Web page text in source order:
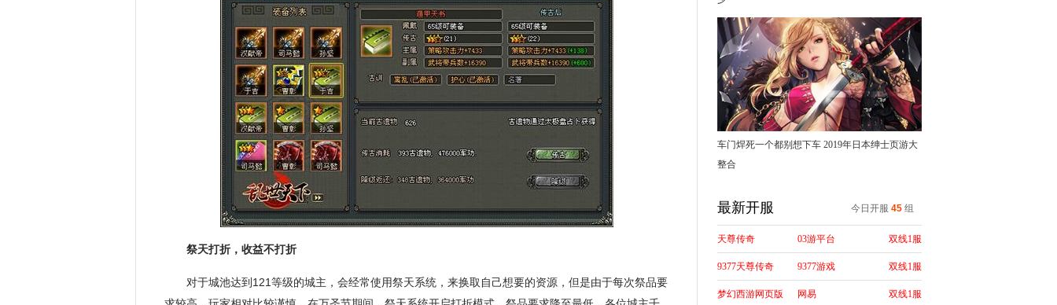
祭天打折，收益不打折
对于城池达到121等级的城主，会经常使用祭天系统，来换取自己想要的资源，但是由于每次祭品要
车门焊死一个都别想下车 2019年日本绅士页游大
整合
最新开服 今日开服 45 组
天尊传奇 03游平台 双线1服
9377天尊传奇 9377游戏 双线1服
梦幻西游网页版 网易 双线1服